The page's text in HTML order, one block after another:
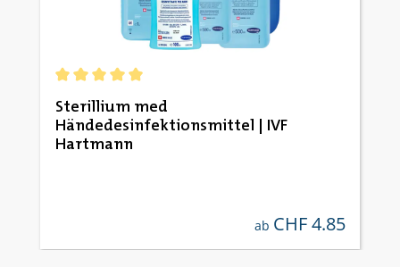
Sterillium med
Händedesinfektionsmittel | IVF
Hartmann
regulärer preis:
ab CHF 4.85